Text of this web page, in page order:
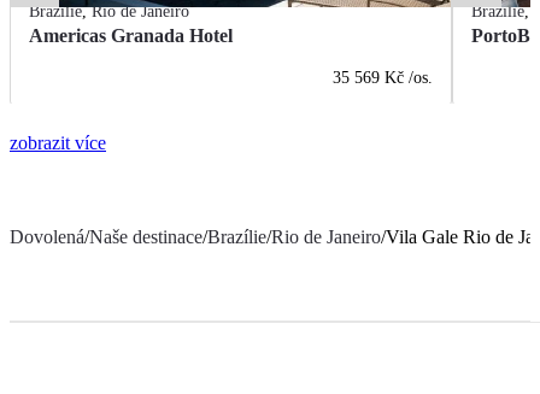
Brazílie,Rio de Janeiro
Americas Granada Hotel
35 569 Kč /os.
Brazílie,
zobrazit více
Dovolená/Naše destinace/Brazílie/Rio de Janeiro/Vila Gale Rio de